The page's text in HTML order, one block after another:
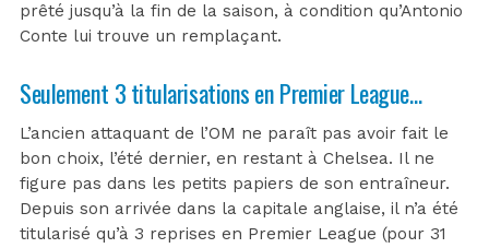
prêté jusqu’à la fin de la saison, à condition qu’Antonio
Conte lui trouve un remplaçant.
Seulement 3 titularisations en Premier League…
L’ancien attaquant de l’OM ne paraît pas avoir fait le
bon choix, l’été dernier, en restant à Chelsea. Il ne
figure pas dans les petits papiers de son entraîneur.
Depuis son arrivée dans la capitale anglaise, il n’a été
titularisé qu’à 3 reprises en Premier League (pour 31